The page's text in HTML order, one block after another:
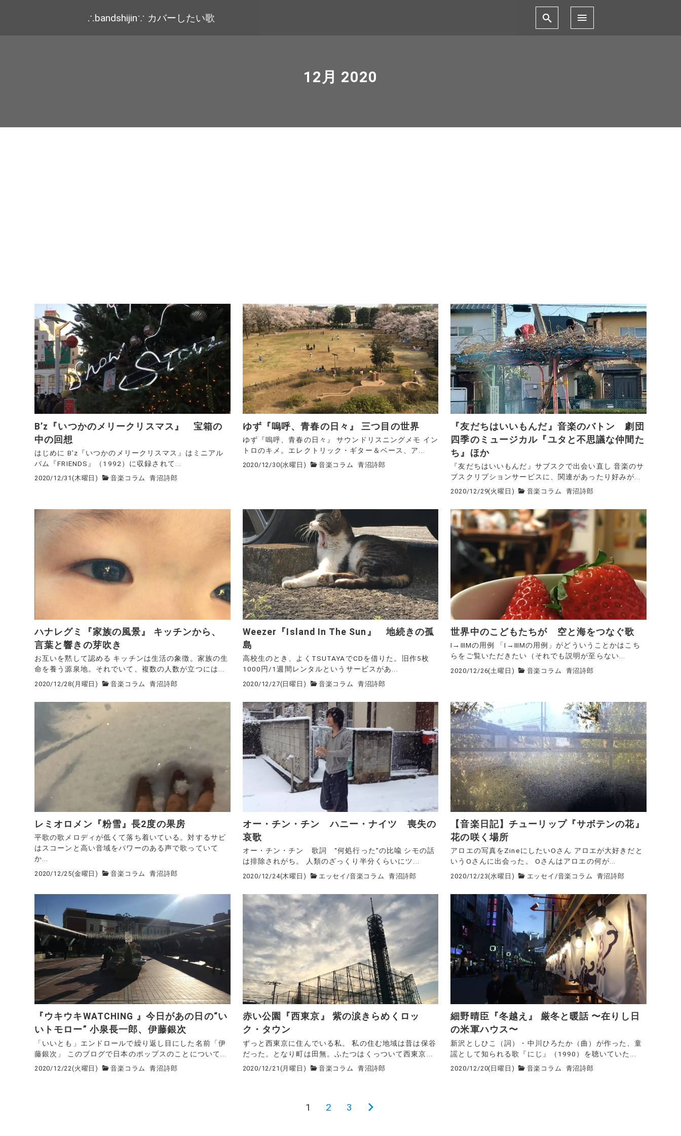
∴bandshijin∵ カバーしたい歌
12月 2020
B’z『いつかのメリークリスマス』 宝箱の
中の回想
はじめに B’z『いつかのメリークリスマス』はミニアル
バム『FRIENDS』（1992）に収録されて...
2020/12/31(木曜日) 音楽コラム 青沼詩郎
ゆず『嗚呼、青春の日々』 三つ目の世界
ゆず『嗚呼、青春の日々』 サウンドリスニングメモ イン
トロのキメ。エレクトリック・ギター＆ベース、ア...
2020/12/30(水曜日) 音楽コラム 青沼詩郎
『友だちはいいもんだ』音楽のバトン 劇団
四季のミュージカル『ユタと不思議な仲間た
ち』ほか
『友だちはいいもんだ』サブスクで出会い直し 音楽のサ
ブスクリプションサービスに、関連があったり好みが...
2020/12/29(火曜日) 音楽コラム 青沼詩郎
ハナレグミ『家族の風景』 キッチンから、
言葉と響きの芽吹き
お互いを黙して認める キッチンは生活の象徴。家族の生
命を養う源泉地。それでいて、複数の人数が立つには...
2020/12/28(月曜日) 音楽コラム 青沼詩郎
Weezer『Island In The Sun』 地続きの孤
島
高校生のとき、よくTSUTAYAでCDを借りた。旧作5枚
1000円/1週間レンタルというサービスがあ...
2020/12/27(日曜日) 音楽コラム 青沼詩郎
世界中のこどもたちが 空と海をつなぐ歌
Ⅰ→ⅢMの用例 「Ⅰ→ⅢMの用例」がどういうことかはこち
らをご覧いただきたい（それでも説明が至らない...
2020/12/26(土曜日) 音楽コラム 青沼詩郎
レミオロメン『粉雪』長2度の果房
平歌の歌メロディが低くて落ち着いている。対するサビ
はスコーンと高い音域をパワーのある声で歌っていて
か...
2020/12/25(金曜日) 音楽コラム 青沼詩郎
オー・チン・チン ハニー・ナイツ 喪失の
哀歌
オー・チン・チン 歌詞 “何処行った”の比喩 シモの話
は排除されがち。 人類のざっくり半分くらいにツ...
2020/12/24(木曜日) エッセイ /音楽コラム 青沼詩郎
【音楽日記】チューリップ『サボテンの花』
花の咲く場所
アロエの写真をZineにしたいOさん アロエが大好きだと
いうOさんに出会った。 Oさんはアロエの何が...
2020/12/23(水曜日) エッセイ /音楽コラム 青沼詩郎
『ウキウキWATCHING 』今日があの日の“い
いトモロー” 小泉長一郎、伊藤銀次
「いいとも」エンドロールで繰り返し目にした名前「伊
藤銀次」 このブログで日本のポップスのことについて...
2020/12/22(火曜日) 音楽コラム 青沼詩郎
赤い公園『西東京』 紫の涙きらめくロッ
ク・タウン
ずっと西東京に住んでいる私。 私の住む地域は昔は保谷
だった。となり町は田無。ふたつはくっついて西東京...
2020/12/21(月曜日) 音楽コラム 青沼詩郎
細野晴臣『冬越え』 厳冬と暖話 〜在りし日
の米軍ハウス〜
新沢としひこ（詞）・中川ひろたか（曲）が作った、童
謡として知られる歌『にじ』（1990）を聴いていた...
2020/12/20(日曜日) 音楽コラム 青沼詩郎
1 2 3
次